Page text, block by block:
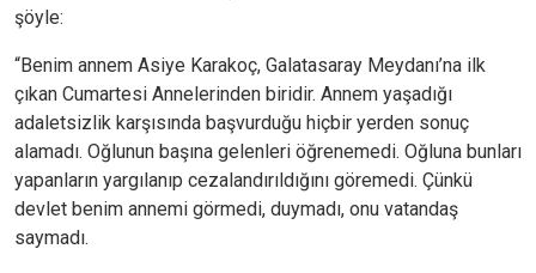
şöyle:
“Benim annem Asiye Karakoç, Galatasaray Meydanı’na ilk
çıkan Cumartesi Annelerinden biridir. Annem yaşadığı
adaletsizlik karşısında başvurduğu hiçbir yerden sonuç
alamadı. Oğlunun başına gelenleri öğrenemedi. Oğluna bunları
yapanların yargılanıp cezalandırıldığını göremedi. Çünkü
devlet benim annemi görmedi, duymadı, onu vatandaş
saymadı.